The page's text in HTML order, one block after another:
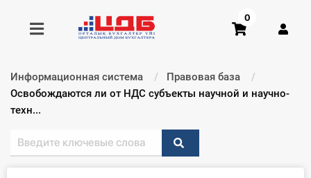
Получить консультацию
Главная ИС
0
Информационная система
Правовая база
Текущий:
Освобождаются ли от НДС субъекты научной и научно-
техн...